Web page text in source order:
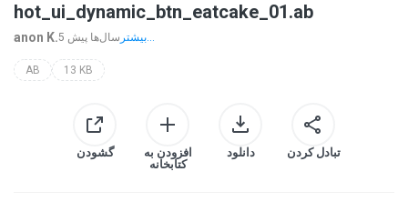
hot_ui_dynamic_btn_eatcake_01.ab
anon K. 5 سال‌ها پیش بیشتر...
AB 13 KB
گشودن
افزودن به
کتابخانه
دانلود تبادل کردن